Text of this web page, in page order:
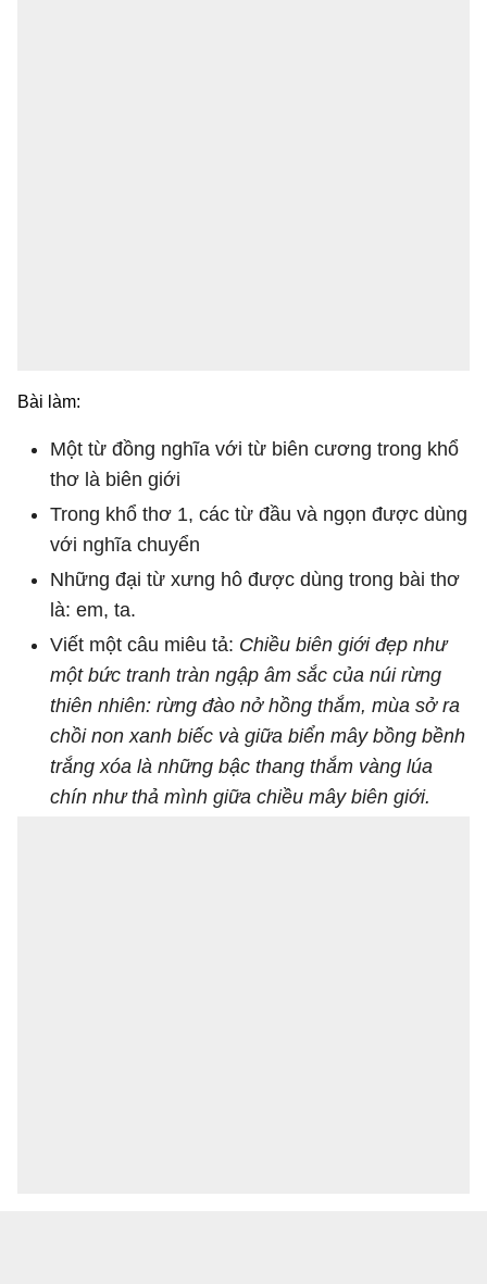
Bài làm:
Một từ đồng nghĩa với từ biên cương trong khổ
thơ là biên giới
Trong khổ thơ 1, các từ đầu và ngọn được dùng
với nghĩa chuyển
Những đại từ xưng hô được dùng trong bài thơ
là: em, ta.
Viết một câu miêu tả: Chiều biên giới đẹp như
một bức tranh tràn ngập âm sắc của núi rừng
thiên nhiên: rừng đào nở hồng thắm, mùa sở ra
chồi non xanh biếc và giữa biển mây bồng bềnh
trắng xóa là những bậc thang thắm vàng lúa
chín như thả mình giữa chiều mây biên giới.